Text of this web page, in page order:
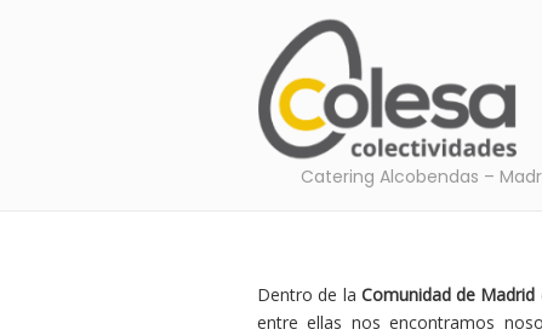
Catering Alcobendas –
Dentro de la Comunidad de Madrid
entre ellas nos encontramos